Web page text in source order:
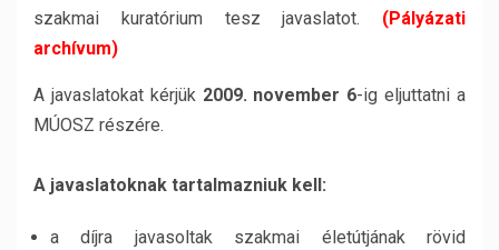
szakmai kuratórium tesz javaslatot. (Pályázati
archívum)
A javaslatokat kérjük 2009. november 6-ig eljuttatni a
MÚOSZ részére.
A javaslatoknak tartalmazniuk kell:
a díjra javasoltak szakmai életútjának rövid